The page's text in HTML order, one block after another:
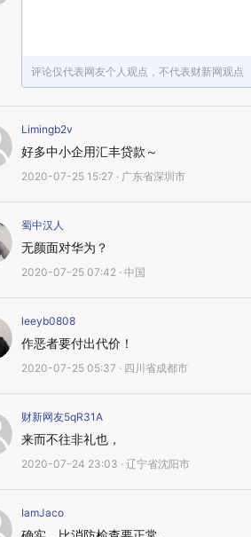
评论仅代表网友个人观点，不代表财新网观点
Limingb2v
好多中小企用汇丰贷款～
2020-07-25 15:27 · 广东省深圳市
蜀中汉人
无颜面对华为？
2020-07-25 07:42 · 中国
leeyb0808
作恶者要付出代价！
2020-07-25 05:37 · 四川省成都市
财新网友5qR31A
来而不往非礼也，
2020-07-24 23:03 · 辽宁省沈阳市
IamJaco